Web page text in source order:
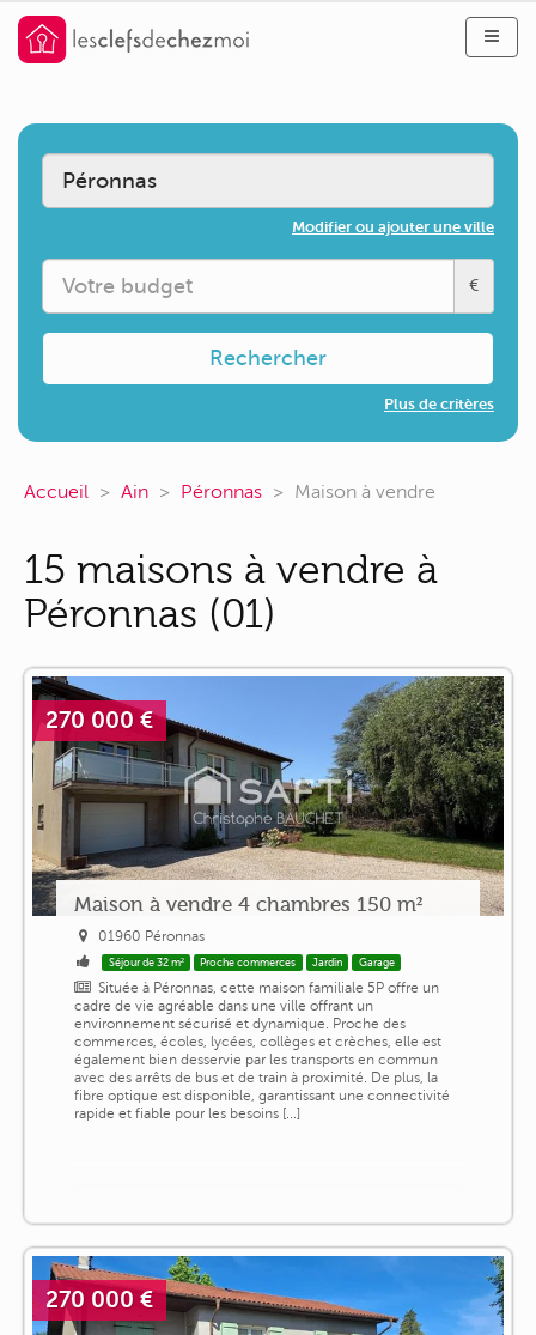
Modifier ou ajouter une ville
€
Rechercher
Plus de critères
Accueil Ain Péronnas Maison à vendre
15 maisons à vendre à
Péronnas (01)
270 000 €
Maison à vendre 4 chambres 150 m²
01960 Péronnas
Séjour de 32 m² Proche commerces Jardin Garage
Située à Péronnas, cette maison familiale 5P offre un
cadre de vie agréable dans une ville offrant un
environnement sécurisé et dynamique. Proche des
commerces, écoles, lycées, collèges et crèches, elle est
également bien desservie par les transports en commun
avec des arrêts de bus et de train à proximité. De plus, la
fibre optique est disponible, garantissant une connectivité
rapide et fiable pour les besoins [...]
270 000 €